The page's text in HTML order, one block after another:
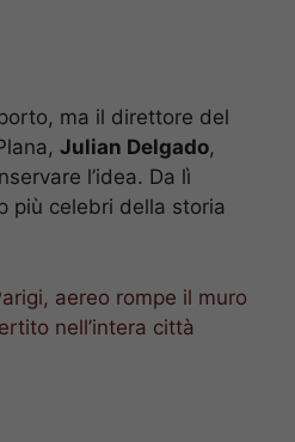
ma il direttore del
Julian Delgado,
l’idea. Da lì
più celebri della storia
aereo rompe il muro
nell’intera città